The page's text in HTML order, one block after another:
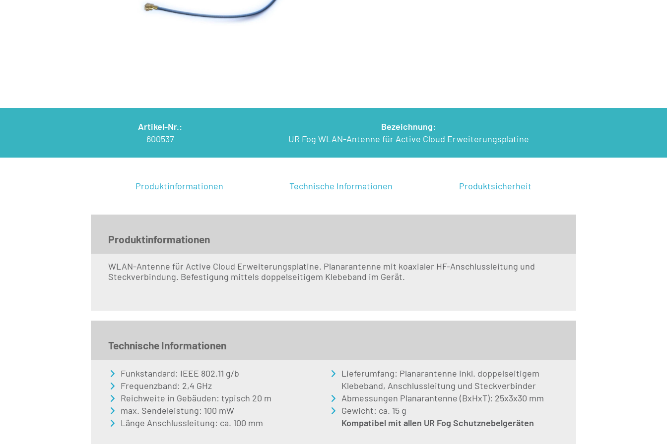
Artikel-Nr.:
600537
Bezeichnung:
UR Fog WLAN-Antenne für Active Cloud Erweiterungsplatine
Produktinformationen Technische Informationen Produktsicherheit
Produktinformationen
WLAN-Antenne für Active Cloud Erweiterungsplatine. Planarantenne mit koaxialer HF-Anschlussleitung und
Steckverbindung. Befestigung mittels doppelseitigem Klebeband im Gerät.
Technische Informationen
Funkstandard: IEEE 802.11 g/b
Frequenzband: 2,4 GHz
Reichweite in Gebäuden: typisch 20 m
max. Sendeleistung: 100 mW
Länge Anschlussleitung: ca. 100 mm
Lieferumfang: Planarantenne inkl. doppelseitigem
Klebeband, Anschlussleitung und Steckverbinder
Abmessungen Planarantenne (BxHxT): 25x3x30 mm
Gewicht: ca. 15 g
Kompatibel mit allen UR Fog Schutznebelgeräten